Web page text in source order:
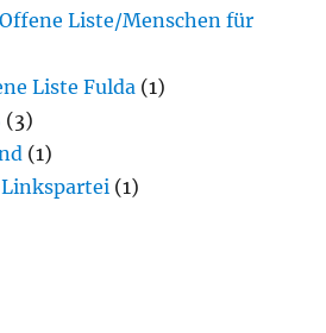
Liste/Menschen für
Liste Fulda (1)
(3)
(1)
(1)